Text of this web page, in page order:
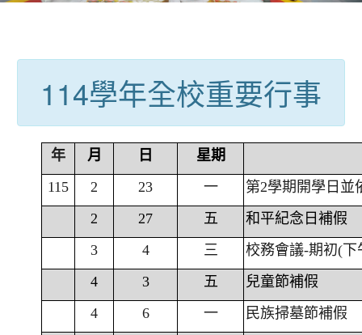
114學年全校重要行事
年 月 日
星期
115
2 23 一
第2學期開學日並
2
27 五
和平紀念日補假
3
4 三
校務會議-期初(下
4
3 五
兒童節補假
4
6 一
民族掃墓節補假